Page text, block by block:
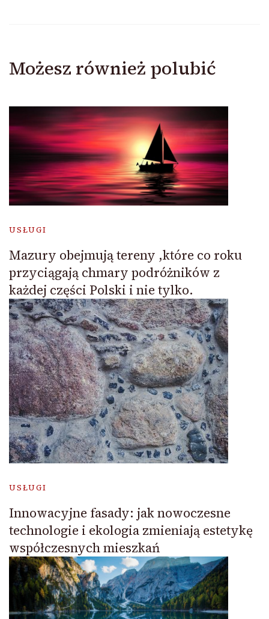
Możesz również polubić
USŁUGI
Mazury obejmują tereny ,które co roku
przyciągają chmary podróżników z
każdej części Polski i nie tylko.
USŁUGI
Innowacyjne fasady: jak nowoczesne
technologie i ekologia zmieniają estetykę
współczesnych mieszkań